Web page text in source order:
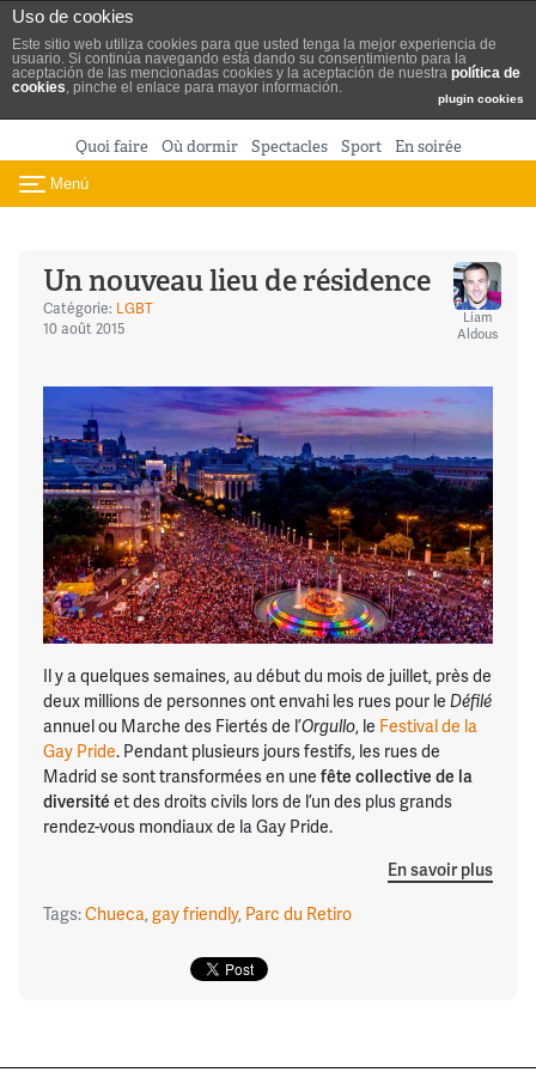
Uso de cookies
Este sitio web utiliza cookies para que usted tenga la mejor experiencia de
usuario. Si continúa navegando está dando su consentimiento para la
aceptación de las mencionadas cookies y la aceptación de nuestra política de
cookies, pinche el enlace para mayor información.
plugin cookies
Aller au contenu
Quoi faire Où dormir Spectacles Sport En soirée
Toggle navigation
Menú
Un nouveau lieu de résidence
Catégorie: LGBT
10 août 2015
Liam
Aldous
Il y a quelques semaines, au début du mois de juillet, près de
deux millions de personnes ont envahi les rues pour le Défilé
annuel ou Marche des Fiertés de l’Orgullo, le Festival de la
Gay Pride. Pendant plusieurs jours festifs, les rues de
Madrid se sont transformées en une fête collective de la
diversité et des droits civils lors de l’un des plus grands
rendez-vous mondiaux de la Gay Pride.
En savoir plus
Tags:Chueca, gay friendly, Parc du Retiro